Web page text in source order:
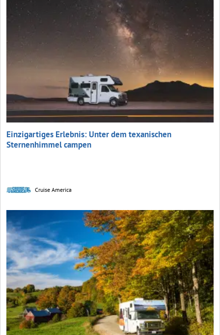
Einzigartiges Erlebnis: Unter dem texanischen
Sternenhimmel campen
Cruise America